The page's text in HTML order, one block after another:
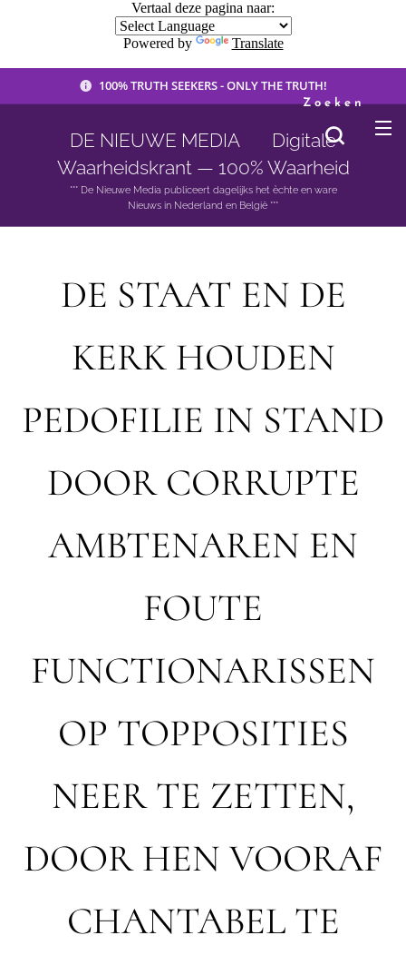
Vertaal deze pagina naar:
Powered by Translate
100% TRUTH SEEKERS - ONLY THE TRUTH!
DE NIEUWE MEDIA 🟣 Digitale
Waarheidskrant — 100% Waarheid
*** De Nieuwe Media publiceert dagelijks het èchte en ware
Nieuws in Nederland en België ***
Zoeken
DE STAAT EN DE
KERK HOUDEN
PEDOFILIE IN STAND
DOOR CORRUPTE
AMBTENAREN EN
FOUTE
FUNCTIONARISSEN
OP TOPPOSITIES
NEER TE ZETTEN,
DOOR HEN VOORAF
CHANTABEL TE